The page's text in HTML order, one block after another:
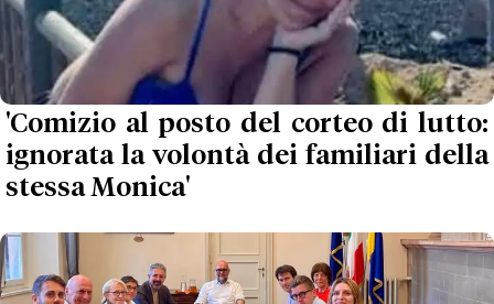
'Comizio al posto del corteo di lutto:
ignorata la volontà dei familiari della
stessa Monica'